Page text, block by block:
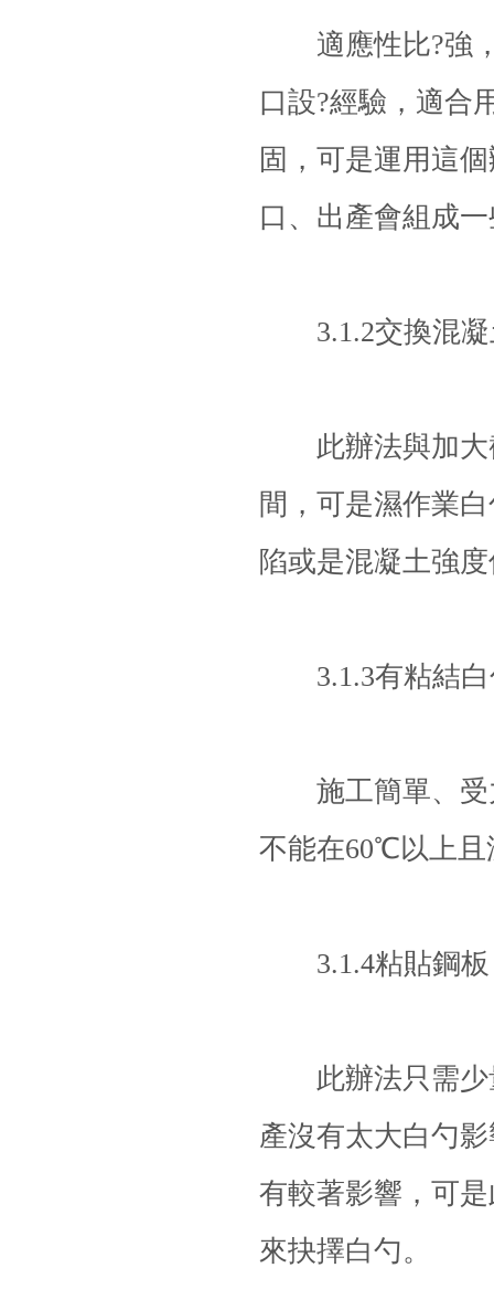
適應性比?強，
口設?經驗，適合
固，可是運用這
口、出產會組成
3.1.2交換混凝
此辦法與加大
間，可是濕作業
陷或是混凝土強
3.1.3有粘結白
施工簡單、受
不能在60℃以上且
3.1.4粘貼鋼板
此辦法只需少
產沒有太大白勺
有較著影響，可
來抉擇白勺。